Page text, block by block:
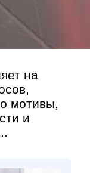
на
мотивы,
и